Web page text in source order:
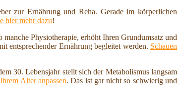
zur Ernährung und Reha. Gerade im körperlichen
hier mehr dazu!
Physiotherapie, erhöht Ihren Grundumsatz und
entsprechender Ernährung begleitet werden. Schauen
30. Lebensjahr stellt sich der Metabolismus langsam
Alter anpassen. Das ist gar nicht so schwierig und